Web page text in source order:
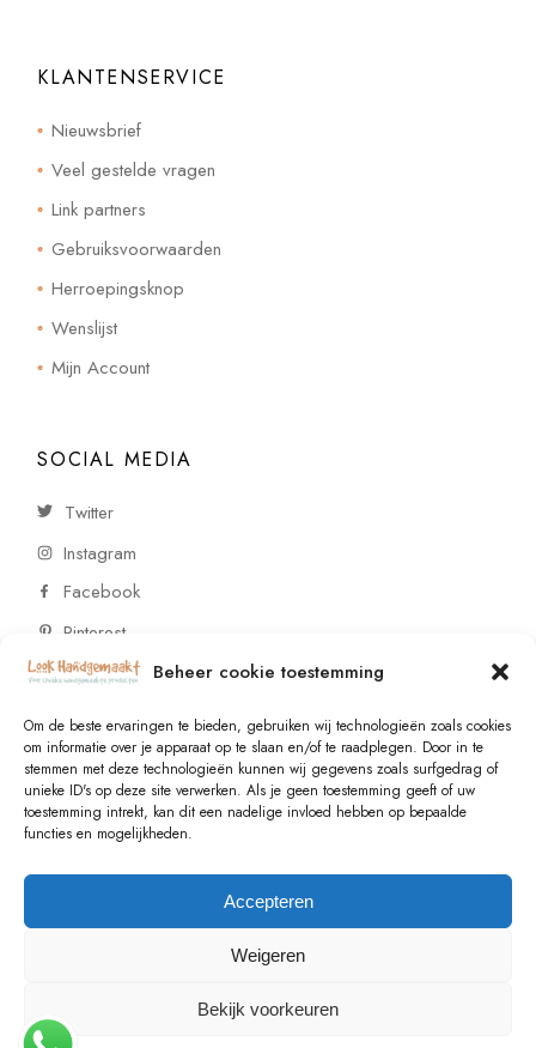
Beheer cookie toestemming
Om de beste ervaringen te bieden, gebruiken wij technologieën zoals cookies
om informatie over je apparaat op te slaan en/of te raadplegen. Door in te
stemmen met deze technologieën kunnen wij gegevens zoals surfgedrag of
unieke ID's op deze site verwerken. Als je geen toestemming geeft of uw
toestemming intrekt, kan dit een nadelige invloed hebben op bepaalde
functies en mogelijkheden.
Accepteren
Weigeren
Bekijk voorkeuren
KLANTENSERVICE
Nieuwsbrief
Veel gestelde vragen
Link partners
Gebruiksvoorwaarden
Herroepingsknop
Wenslijst
Mijn Account
SOCIAL MEDIA
Twitter
Instagram
Facebook
Pinterest
CONTACT
Vragen of wensen? Neem contact op!
+31 (0)6 229 021 29
© 2023 , All Rights Reserved